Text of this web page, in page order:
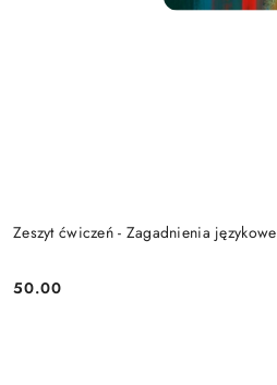
Zeszyt ćwiczeń - Zagadnienia językowe
Cena:
50.00